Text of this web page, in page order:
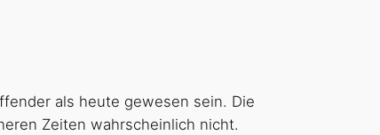
als heute gewesen sein. Die
Zeiten wahrscheinlich nicht.